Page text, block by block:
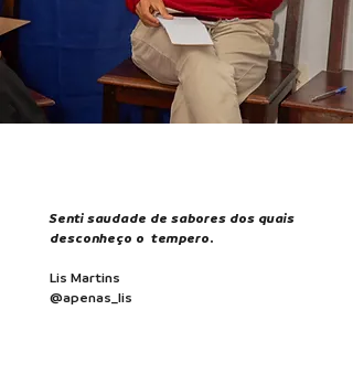
Senti saudade de sabores dos quais
desconheço o tempero.
Lis Martins
@apenas_lis